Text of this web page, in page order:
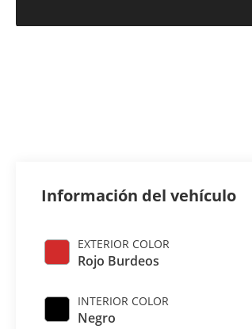
Información del vehículo
EXTERIOR COLOR
Rojo Burdeos
INTERIOR COLOR
Negro